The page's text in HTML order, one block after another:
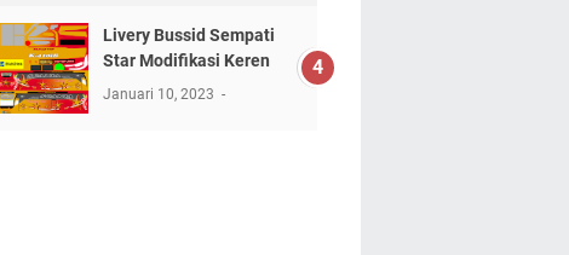
Livery Bussid Sempati
Star Modifikasi Keren
Januari 10, 2023